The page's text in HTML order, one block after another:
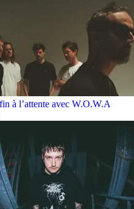
à l’attente avec W.O.W.A